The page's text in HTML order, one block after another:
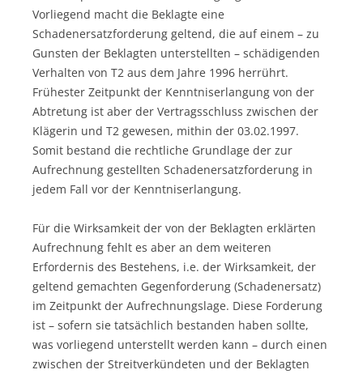
Vorliegend macht die Beklagte eine
Schadenersatzforderung geltend, die auf einem – zu
Gunsten der Beklagten unterstellten – schädigenden
Verhalten von T2 aus dem Jahre 1996 herrührt.
Frühester Zeitpunkt der Kenntniserlangung von der
Abtretung ist aber der Vertragsschluss zwischen der
Klägerin und T2 gewesen, mithin der 03.02.1997.
Somit bestand die rechtliche Grundlage der zur
Aufrechnung gestellten Schadenersatzforderung in
jedem Fall vor der Kenntniserlangung.
Für die Wirksamkeit der von der Beklagten erklärten
Aufrechnung fehlt es aber an dem weiteren
Erfordernis des Bestehens, i.e. der Wirksamkeit, der
geltend gemachten Gegenforderung (Schadenersatz)
im Zeitpunkt der Aufrechnungslage. Diese Forderung
ist – sofern sie tatsächlich bestanden haben sollte,
was vorliegend unterstellt werden kann – durch einen
zwischen der Streitverkündeten und der Beklagten